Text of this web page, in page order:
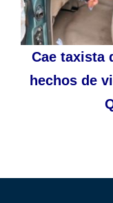
Cae taxista
hechos de